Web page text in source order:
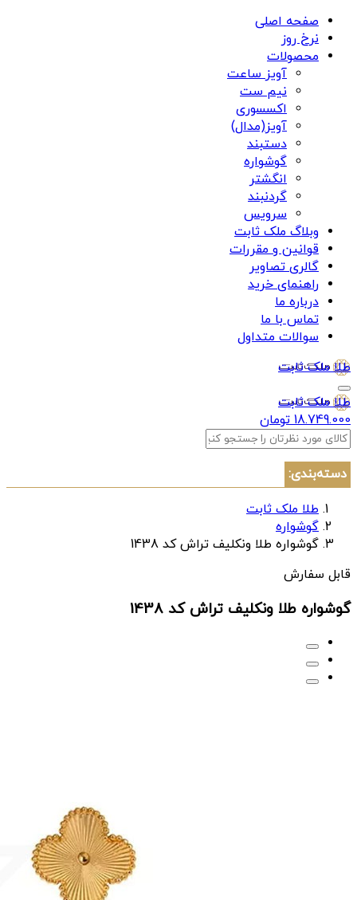
صفحه اصلی
نرخ روز
محصولات
آویز ساعت
نیم ست
اکسسوری
آویز(مدال)
دستبند
گوشواره
انگشتر
گردنبند
سرویس
وبلاگ ملک ثابت
قوانین و مقررات
گالری تصاویر
راهنمای خرید
درباره ما
تماس با ما
سوالات متداول
طلا ملک ثابت
طلا ملک ثابت
18.749.000 تومان
دسته‌بندی:
طلا ملک ثابت
گوشواره
گوشواره طلا ونکلیف تراش کد 1438
قابل سفارش
گوشواره طلا ونکلیف تراش کد 1438